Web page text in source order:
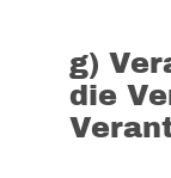
g)
die